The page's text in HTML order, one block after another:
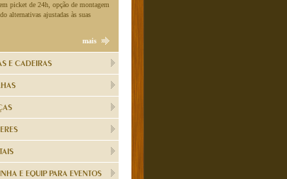
picket de 24h, opção de montagem
alternativas ajustadas às suas
mais
E CADEIRAS
E EQUIP PARA EVENTOS